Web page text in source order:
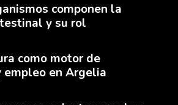
componen la
y su rol
como motor de
empleo en Argelia